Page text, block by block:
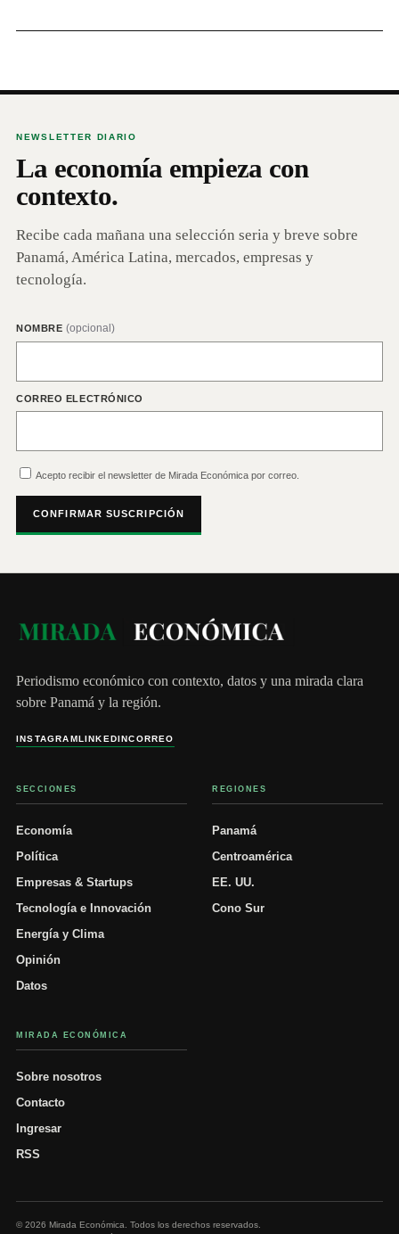
NEWSLETTER DIARIO
La economía empieza con
contexto.
Recibe cada mañana una selección seria y breve sobre
Panamá, América Latina, mercados, empresas y
tecnología.
NOMBRE (opcional)
CORREO ELECTRÓNICO
Acepto recibir el newsletter de Mirada Económica por correo.
CONFIRMAR SUSCRIPCIÓN
Periodismo económico con contexto, datos y una mirada clara
sobre Panamá y la región.
INSTAGRAMLINKEDINCORREO
SECCIONES
Economía
Política
Empresas & Startups
Tecnología e Innovación
Energía y Clima
Opinión
Datos
REGIONES
Panamá
Centroamérica
EE. UU.
Cono Sur
MIRADA ECONÓMICA
Sobre nosotros
Contacto
Ingresar
RSS
© 2026 Mirada Económica. Todos los derechos reservados.